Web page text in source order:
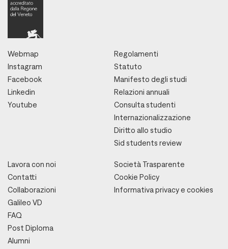
Webmap
Instagram
Facebook
Linkedin
Youtube
Regolamenti
Statuto
Manifesto degli studi
Relazioni annuali
Consulta studenti
Internazionalizzazione
Diritto allo studio
Sid students review
Lavora con noi
Contatti
Collaborazioni
Galileo VD
FAQ
Post Diploma
Alumni
Società Trasparente
Cookie Policy
Informativa privacy e cookies